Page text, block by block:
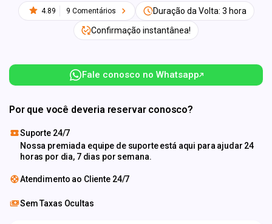
4.89 9 Comentários
Duração da Volta: 3 hora
Confirmação instantânea!
Fale conosco no Whatsapp
Por que você deveria reservar conosco?
Suporte 24/7
Nossa premiada equipe de suporte está aqui para ajudar 24
horas por dia, 7 dias por semana.
Atendimento ao Cliente 24/7
Sem Taxas Ocultas